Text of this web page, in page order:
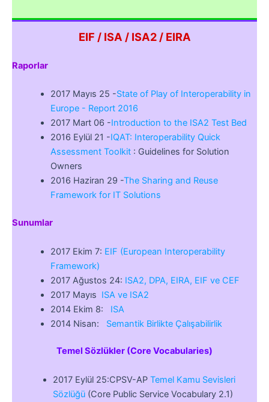
EIF / ISA / ISA2 / EIRA
Raporlar
2017 Mayıs 25 -State of Play of Interoperability in
Europe - Report 2016
2017 Mart 06 -Introduction to the ISA2 Test Bed
2016 Eylül 21 -IQAT: Interoperability Quick
Assessment Toolkit: Guidelines for Solution
Owners
2016 Haziran 29 -The Sharing and Reuse
Framework for IT Solutions
Sunumlar
2017 Ekim 7: EIF (European Interoperability
Framework)
2017 Ağustos 24: ISA2, DPA, EIRA, EIF ve CEF
2017 Mayıs ISA ve ISA2
2014 Ekim 8:
ISA
2014 Nisan:
Semantik Birlikte Çalışabilirlik
Temel Sözlükler (Core Vocabularies)
2017 Eylül 25:CPSV-AP Temel Kamu Sevisleri
Sözlüğü(Core Public Service Vocabulary 2.1)